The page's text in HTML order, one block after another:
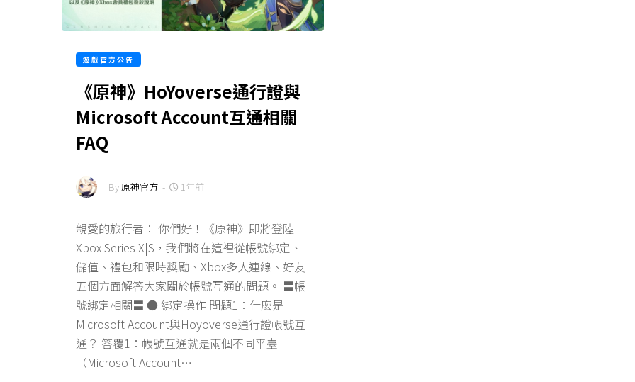
遊戲官方公告
《原神》HoYoverse通行證與
Microsoft Account互通相關
FAQ
By原神官方 - 1年前
親愛的旅行者： 你們好！《原神》即將登陸
Xbox Series X|S，我們將在這裡從帳號綁定、
儲值、禮包和限時獎勵、Xbox多人連線、好友
五個方面解答大家關於帳號互通的問題。 〓帳
號綁定相關〓 ● 綁定操作 問題1：什麼是
Microsoft Account與Hoyoverse通行證帳號互
通？ 答覆1：帳號互通就是兩個不同平臺
（Microsoft Account…